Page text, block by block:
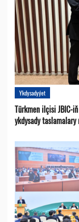
Ykdysadyýet
Türkmen ilçisi JBIC-
ykdysady